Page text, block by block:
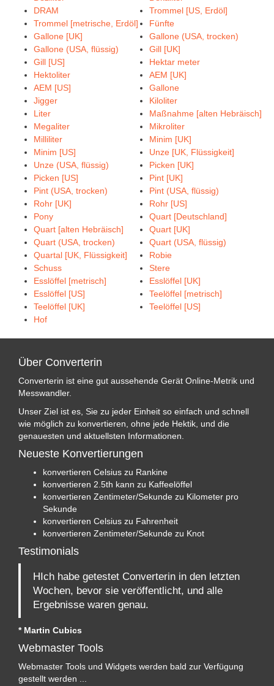
DRAM
Trommel [US, Erdöl]
Trommel [metrische, Erdöl]
Fünfte
Gallone [UK]
Gallone (USA, trocken)
Gallone (USA, flüssig)
Gill [UK]
Gill [US]
Hektar meter
Hektoliter
AEM [UK]
AEM [US]
Gallone
Jigger
Kiloliter
Liter
Maßnahme [alten Hebräisch]
Megaliter
Mikroliter
Milliliter
Minim [UK]
Minim [US]
Unze [UK, Flüssigkeit]
Unze (USA, flüssig)
Picken [UK]
Picken [US]
Pint [UK]
Pint (USA, trocken)
Pint (USA, flüssig)
Rohr [UK]
Rohr [US]
Pony
Quart [Deutschland]
Quart [alten Hebräisch]
Quart [UK]
Quart (USA, trocken)
Quart (USA, flüssig)
Quartal [UK, Flüssigkeit]
Robie
Schuss
Stere
Esslöffel [metrisch]
Esslöffel [UK]
Esslöffel [US]
Teelöffel [metrisch]
Teelöffel [UK]
Teelöffel [US]
Hof
Über Converterin
Converterin ist eine gut aussehende Gerät Online-Metrik und
Messwandler.
Unser Ziel ist es, Sie zu jeder Einheit so einfach und schnell
wie möglich zu konvertieren, ohne jede Hektik, und die
genauesten und aktuellsten Informationen.
Neueste Konvertierungen
konvertieren Celsius zu Rankine
konvertieren 2.5th kann zu Kaffeelöffel
konvertieren Zentimeter/Sekunde zu Kilometer pro
Sekunde
konvertieren Celsius zu Fahrenheit
konvertieren Zentimeter/Sekunde zu Knot
Testimonials
HIch habe getestet Converterin in den letzten
Wochen, bevor sie veröffentlicht, und alle
Ergebnisse waren genau.
* Martin Cubics
Webmaster Tools
Webmaster Tools und Widgets werden bald zur Verfügung
gestellt werden ...